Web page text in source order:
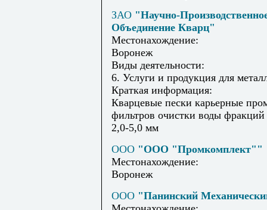
ЗАО "Научно-
Объединение Кварц"
Местонахождение:
Воронеж
Виды деятельности:
6. Услуги и продукция для
Краткая информация:
Кварцевые пески карьерные
фильтров очистки воды
2,0-5,0 мм
ООО "ООО "Промкомплект""
Местонахождение:
Воронеж
ООО "Панинский